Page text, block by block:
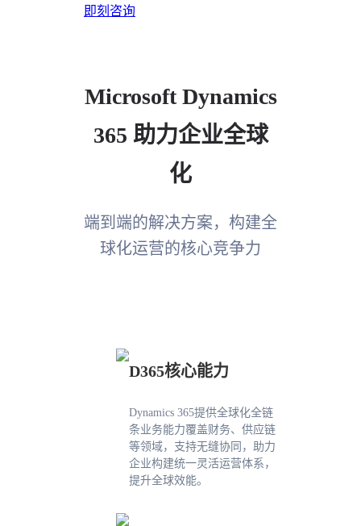
即刻咨询
Microsoft Dynamics
365 助力企业全球
化
端到端的解决方案，构建全
球化运营的核心竞争力
D365核心能力
Dynamics 365提供全球化全链
条业务能力覆盖财务、供应链
等领域，支持无缝协同，助力
企业构建统一灵活运营体系，
提升全球效能。